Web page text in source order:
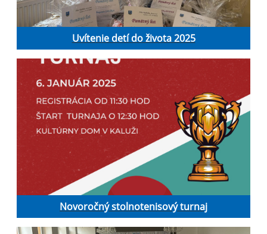
Uvítenie detí do života 2025
Novoročný stolnotenisový turnaj